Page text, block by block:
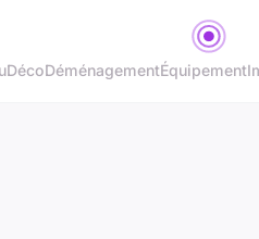
DécoDéménagementÉquipement